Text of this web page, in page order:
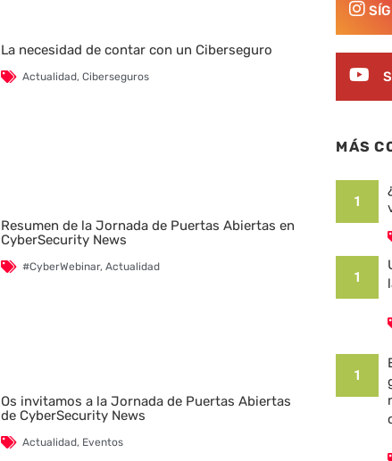
La necesidad de contar con un Ciberseguro
Actualidad, Ciberseguros
Resumen de la Jornada de Puertas Abiertas en
CyberSecurity News
#CyberWebinar, Actualidad
Os invitamos a la Jornada de Puertas Abiertas
de CyberSecurity News
Actualidad, Eventos
MÁS
1
1
1